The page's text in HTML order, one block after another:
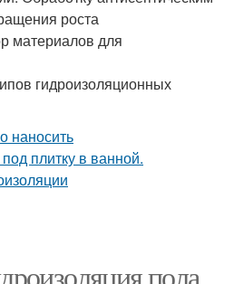
роста
материалов для
гидроизоляционных
пола